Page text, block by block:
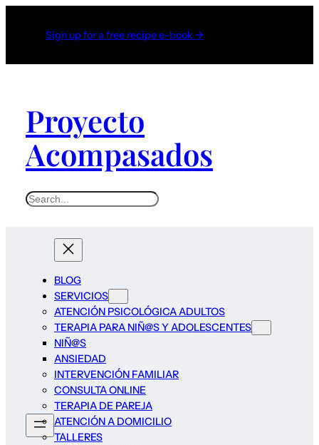
Sign up for a free recipe e-book →
Proyecto
Acompasados
S
BLOG
SERVICIOS
ATENCIÓN PSICOLÓGICA ADULTOS
TERAPIA PARA NIÑ@S Y ADOLESCENTES
NIÑ@S
ANSIEDAD
INTERVENCIÓN FAMILIAR
CONSULTA ONLINE
TERAPIA DE PAREJA
ATENCIÓN A DOMICILIO
TALLERES